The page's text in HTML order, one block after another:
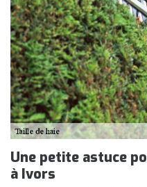
Une petite astuce
à Ivors